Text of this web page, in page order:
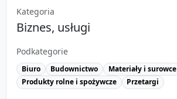
Kategoria
Biznes, usługi
Podkategorie
Biuro Budownictwo Materiały i surowce
Produkty rolne i spożywcze
Przetargi